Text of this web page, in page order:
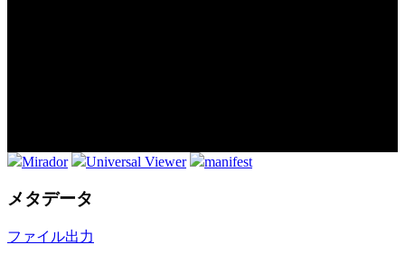
Mirador Universal Viewer manifest
メタデータ
ファイル出力